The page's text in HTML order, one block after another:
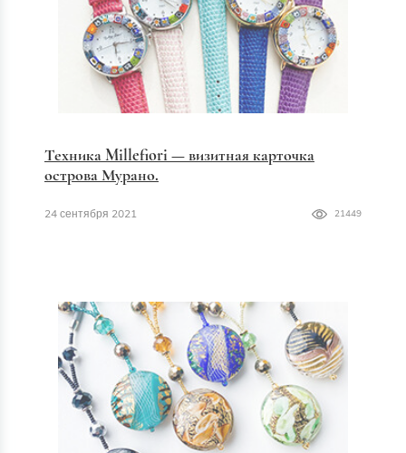
Техника Millefiori — визитная карточка
острова Мурано.
24 сентября 2021 21449